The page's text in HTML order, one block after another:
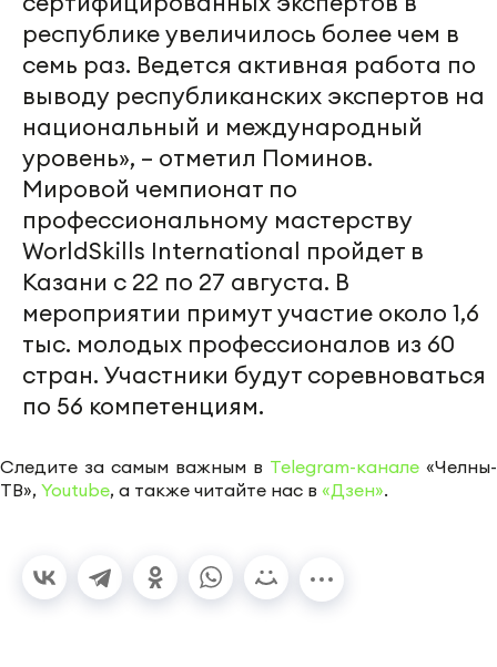
республике увеличилось более чем в
семь раз. Ведется активная работа по
выводу республиканских экспертов на
национальный и международный
уровень», – отметил Поминов.
Мировой чемпионат по
профессиональному мастерству
WorldSkills International пройдет в
Казани с 22 по 27 августа. В
мероприятии примут участие около 1,6
тыс. молодых профессионалов из 60
стран. Участники будут соревноваться
по 56 компетенциям.
Следите за самым важным в Telegram-канале «Челны-
ТВ», Youtube, а также читайте нас в «Дзен».